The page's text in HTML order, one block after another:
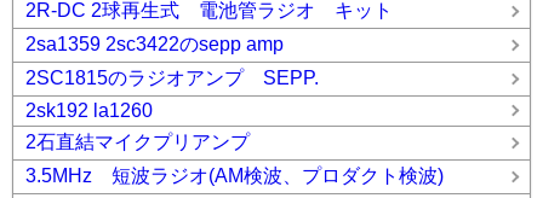
2R-DC 2球再生式 電池管ラジオ キット
2sa1359 2sc3422のsepp amp
2SC1815のラジオアンプ SEPP.
2sk192 la1260
2石直結マイクプリアンプ
3.5MHz 短波ラジオ(AM検波、プロダクト検波)